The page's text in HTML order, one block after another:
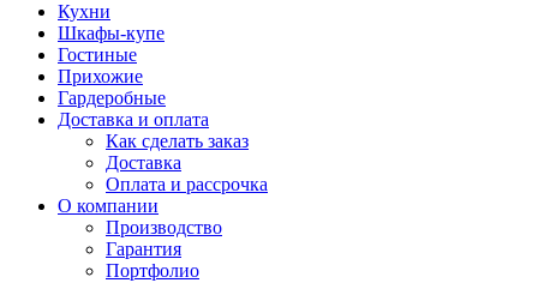
Кухни
Шкафы-купе
Гостиные
Прихожие
Гардеробные
Доставка и оплата
Как сделать заказ
Доставка
Оплата и рассрочка
О компании
Производство
Гарантия
Портфолио